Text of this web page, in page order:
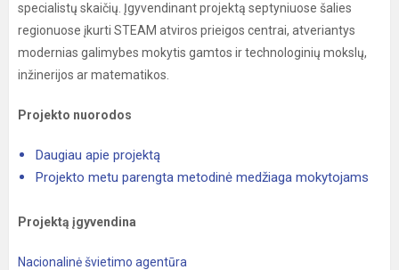
specialistų skaičių. Įgyvendinant projektą septyniuose šalies
regionuose įkurti STEAM atviros prieigos centrai, atveriantys
modernias galimybes mokytis gamtos ir technologinių mokslų,
inžinerijos ar matematikos.
Projekto nuorodos
Daugiau apie projektą
Projekto metu parengta metodinė medžiaga mokytojams
Projektą įgyvendina
Nacionalinė švietimo agentūra